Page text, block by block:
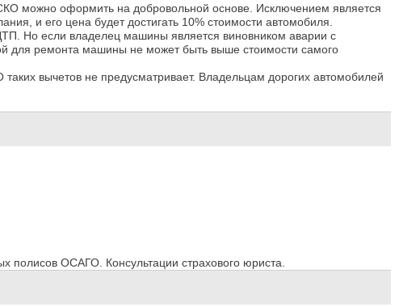
можно оформить на добровольной основе. Исключением является
и его цена будет достигать 10% стоимости автомобиля.
Но если владелец машины является виновником аварии с
для ремонта машины не может быть выше стоимости самого
вычетов не предусматривает. Владельцам дорогих автомобилей
ОСАГО. Консультации страхового юриста.